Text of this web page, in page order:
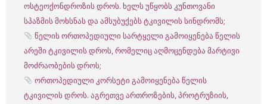
ოსტეოქონდროზის დროს. ხელს უწყობს კუნთოვანი
სპაზმის მოხსნას და ამსუბუქებს ტკივილის სინდრომს;
წელის ორთოპედიული სარტყელი გამოიყენება წელის
არეში ტკივილის დროს, რომელიც აღმოცენდება მარტივი
მოძრაობების დროს;
ორთოპედიული კორსეტი გამოიყენება წელის
ტკივილის დროს. აგრეთვე ართროზების, პროტრუზიის,